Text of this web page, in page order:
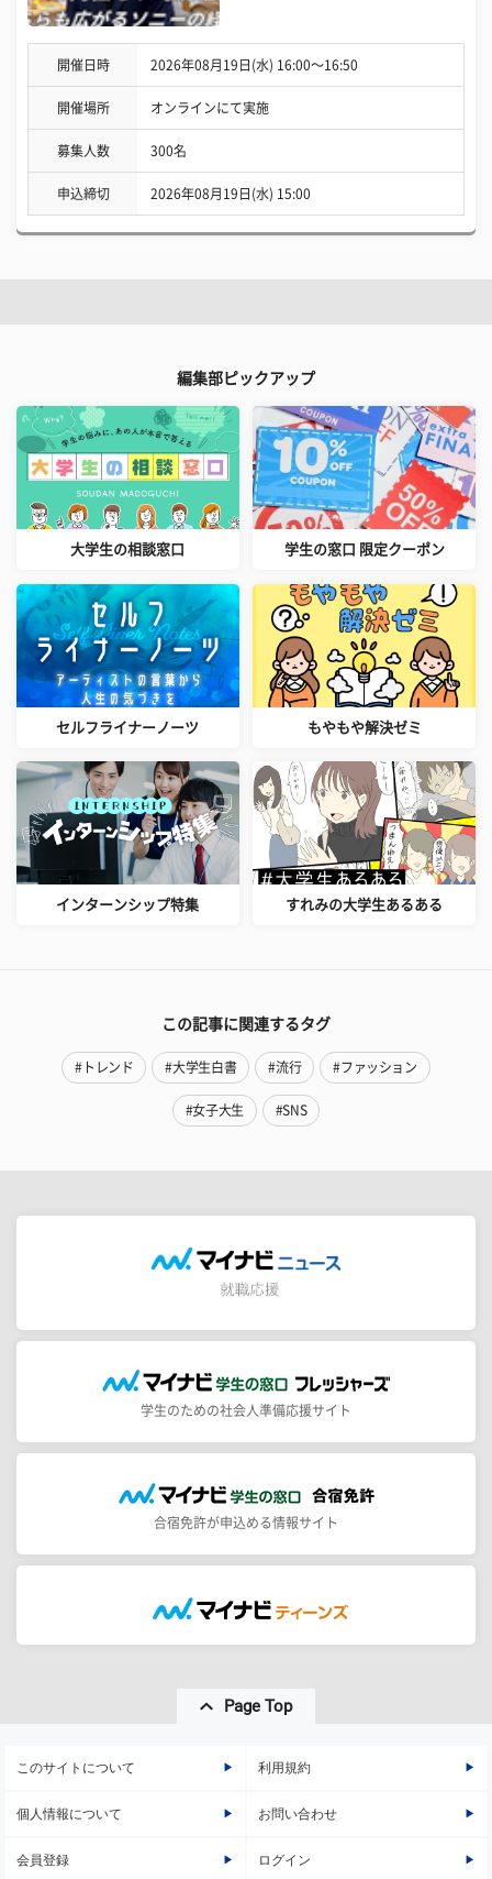
開催日時 2026年08月19日(水) 16:00〜16:50
開催場所 オンラインにて実施
募集人数 300名
申込締切 2026年08月19日(水) 15:00
編集部ピックアップ
大学生の相談窓口 学生の窓口 限定クーポン
セルフライナーノーツ もやもや解決ゼミ
インターンシップ特集 すれみの大学生あるある
この記事に関連するタグ
#トレンド #大学生白書 #流行 #ファッション
#女子大生 #SNS
学生のための社会人準備応援サイト
合宿免許が申込める情報サイト
Page Top
このサイトについて 利用規約
個人情報について お問い合わせ
会員登録 ログイン